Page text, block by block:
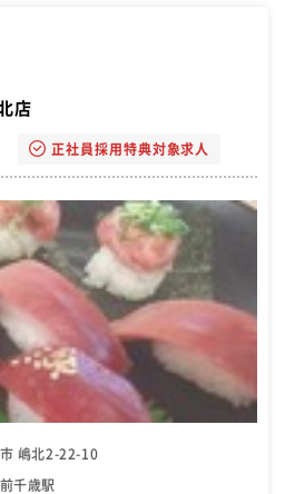
店
正社員採用特典対象求人
嶋北2-22-10
千歳駅